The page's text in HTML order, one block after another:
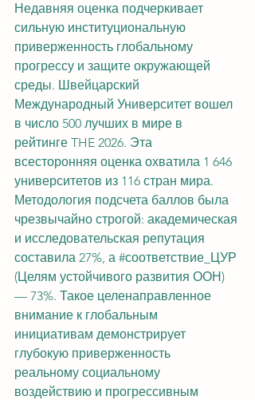
Недавняя оценка подчеркивает
сильную институциональную
приверженность глобальному
прогрессу и защите окружающей
среды. Швейцарский
Международный Университет вошел
в число 500 лучших в мире в
рейтинге THE 2026. Эта
всесторонняя оценка охватила 1 646
университетов из 116 стран мира.
Методология подсчета баллов была
чрезвычайно строгой: академическая
и исследовательская репутация
составила 27%, а #соответствие_ЦУР
(Целям устойчивого развития ООН)
— 73%. Такое целенаправленное
внимание к глобальным
инициативам демонстрирует
глубокую приверженность
реальному социальному
воздействию и прогрессивным